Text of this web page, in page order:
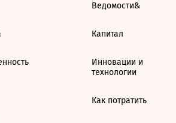
Ведомости&
Капитал
Инновации и
технологии
Как потратить